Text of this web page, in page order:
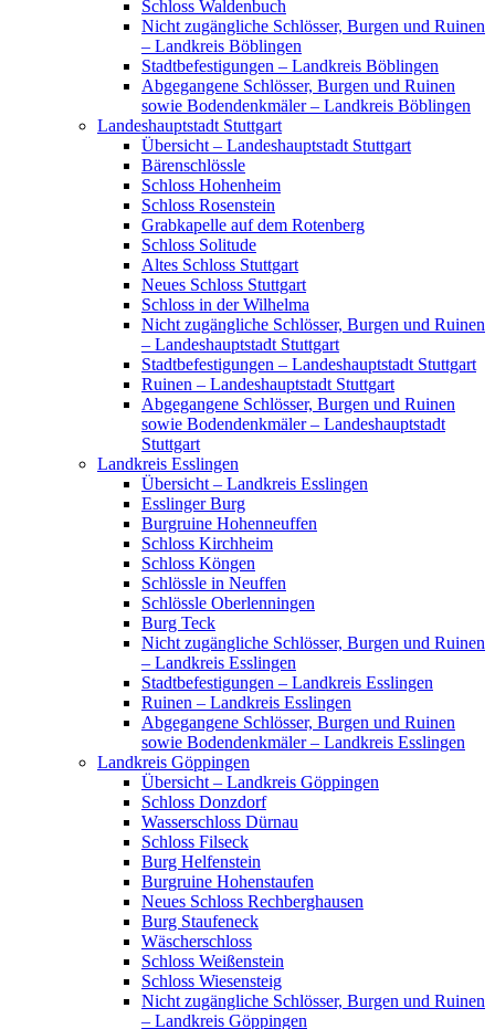
Schloss Waldenbuch
Nicht zugängliche Schlösser, Burgen und Ruinen
– Landkreis Böblingen
Stadtbefestigungen – Landkreis Böblingen
Abgegangene Schlösser, Burgen und Ruinen
sowie Bodendenkmäler – Landkreis Böblingen
Landeshauptstadt Stuttgart
Übersicht – Landeshauptstadt Stuttgart
Bärenschlössle
Schloss Hohenheim
Schloss Rosenstein
Grabkapelle auf dem Rotenberg
Schloss Solitude
Altes Schloss Stuttgart
Neues Schloss Stuttgart
Schloss in der Wilhelma
Nicht zugängliche Schlösser, Burgen und Ruinen
– Landeshauptstadt Stuttgart
Stadtbefestigungen – Landeshauptstadt Stuttgart
Ruinen – Landeshauptstadt Stuttgart
Abgegangene Schlösser, Burgen und Ruinen
sowie Bodendenkmäler – Landeshauptstadt
Stuttgart
Landkreis Esslingen
Übersicht – Landkreis Esslingen
Esslinger Burg
Burgruine Hohenneuffen
Schloss Kirchheim
Schloss Köngen
Schlössle in Neuffen
Schlössle Oberlenningen
Burg Teck
Nicht zugängliche Schlösser, Burgen und Ruinen
– Landkreis Esslingen
Stadtbefestigungen – Landkreis Esslingen
Ruinen – Landkreis Esslingen
Abgegangene Schlösser, Burgen und Ruinen
sowie Bodendenkmäler – Landkreis Esslingen
Landkreis Göppingen
Übersicht – Landkreis Göppingen
Schloss Donzdorf
Wasserschloss Dürnau
Schloss Filseck
Burg Helfenstein
Burgruine Hohenstaufen
Neues Schloss Rechberghausen
Burg Staufeneck
Wäscherschloss
Schloss Weißenstein
Schloss Wiesensteig
Nicht zugängliche Schlösser, Burgen und Ruinen
– Landkreis Göppingen